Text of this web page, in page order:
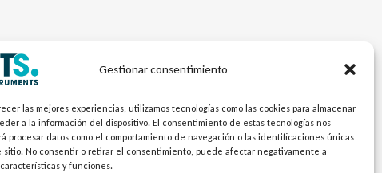
Gestionar consentimiento
las mejores experiencias, utilizamos tecnologías como las cookies para almacenar
a la información del dispositivo. El consentimiento de estas tecnologías nos
procesar datos como el comportamiento de navegación o las identificaciones únicas
sitio. No consentir o retirar el consentimiento, puede afectar negativamente a
y funciones.